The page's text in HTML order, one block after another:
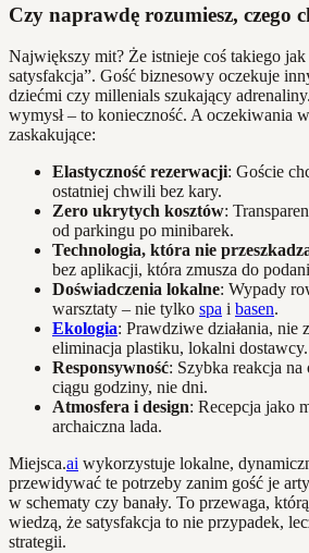
Czy naprawdę rozumiesz, czego
Największy mit? Że istnieje coś takiego jak
satysfakcja”. Gość biznesowy oczekuje
dziećmi czy millenials szukający
wymysł – to konieczność. A oczekiwania
zaskakujące:
Elastyczność rezerwacji: Goście
ostatniej chwili bez kary.
Zero ukrytych kosztów:
od parkingu po minibarek.
Technologia, która nie
bez aplikacji, która zmusza do
Doświadczenia lokalne: Wypady
warsztaty – nie tylko spa i basen.
Ekologia: Prawdziwe działania, nie
eliminacja plastiku, lokalni dostawcy.
Responsywność: Szybka reakcja
ciągu godziny, nie dni.
Atmosfera i design: Recepcja jako
archaiczna lada.
Miejsca.ai wykorzystuje lokalne,
przewidywać te potrzeby zanim gość je
w schematy czy banały. To przewaga,
wiedzą, że satysfakcja to nie przypadek,
strategii.